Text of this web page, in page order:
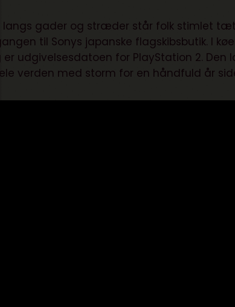
langs gader og stræder står folk stimlet
til Sonys japanske flagskibsbutik. I
er udgivelsesdatoen for PlayStation 2.
verden med storm for en håndfuld år